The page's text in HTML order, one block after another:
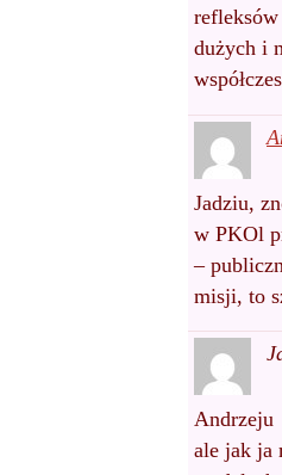
dużych i
Jadziu,
w PKOl
–
misji, to
Andrzeju
ale jak ja